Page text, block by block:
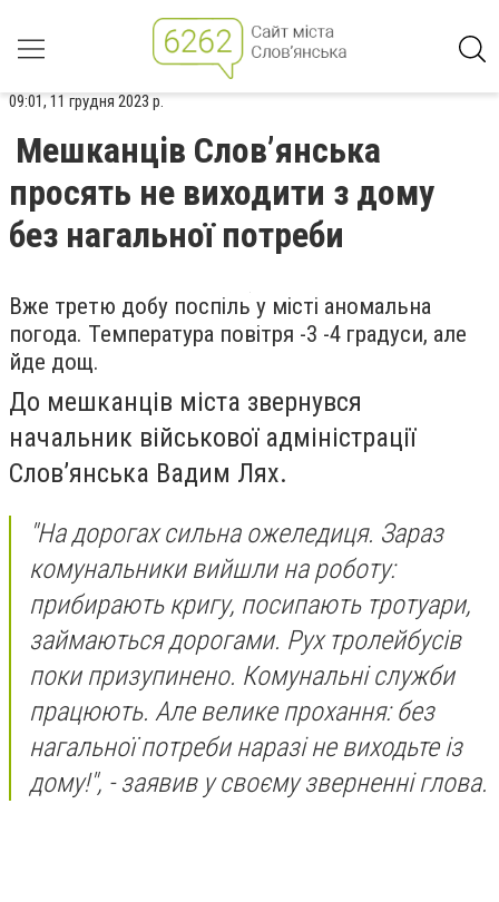
09:01, 11 грудня 2023 р.
Мешканців Слов’янська
просять не виходити з дому
без нагальної потреби
Вже третю добу поспіль у місті аномальна
погода. Температура повітря -3 -4 градуси, але
йде дощ.
До мешканців міста звернувся
начальник військової адміністрації
Слов’янська Вадим Лях.
"На дорогах сильна ожеледиця. Зараз
комунальники вийшли на роботу:
прибирають кригу, посипають тротуари,
займаються дорогами. Рух тролейбусів
поки призупинено. Комунальні служби
працюють. Але велике прохання: без
нагальної потреби наразі не виходьте із
дому!", - заявив у своєму зверненні глова.